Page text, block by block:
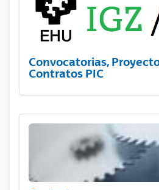
Convocatorias,
Contratos PIC